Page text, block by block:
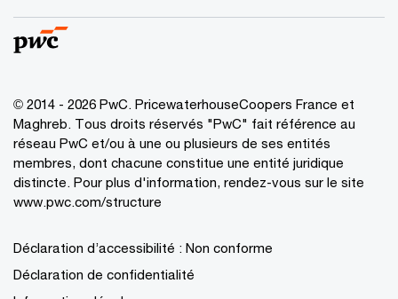
© 2014 - 2026 PwC. PricewaterhouseCoopers France et
Maghreb. Tous droits réservés "PwC" fait référence au
réseau PwC et/ou à une ou plusieurs de ses entités
membres, dont chacune constitue une entité juridique
distincte. Pour plus d'information, rendez-vous sur le site
www.pwc.com/structure
Déclaration d’accessibilité : Non conforme
Déclaration de confidentialité